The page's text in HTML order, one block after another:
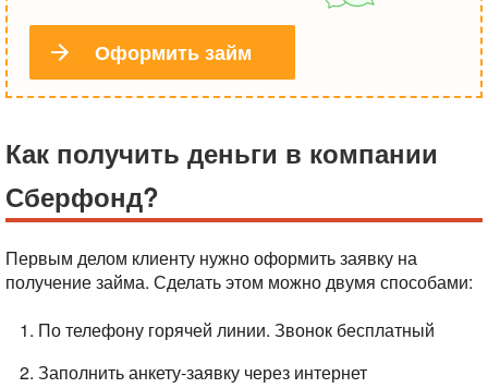
Оформить займ
Как получить деньги в компании
Сберфонд?
Первым делом клиенту нужно оформить заявку на
получение займа. Сделать этом можно двумя способами:
По телефону горячей линии. Звонок бесплатный
Заполнить анкету-заявку через интернет